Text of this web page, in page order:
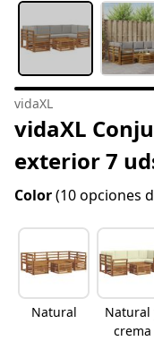
vidaXL
vidaXL
exterior 7
Color(10 opciones
Natural
Natural
crema